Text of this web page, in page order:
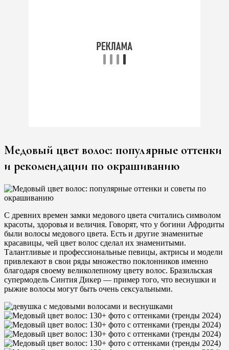
Медовый цвет волос: популярные оттенки
и рекомендации по окрашиванию
С древних времен замки медового цвета считались символом
красоты, здоровья и величия. Говорят, что у богини Афродиты
были волосы медового цвета. Есть и другие знаменитые
красавицы, чей цвет волос сделал их знаменитыми.
Талантливые и профессиональные певицы, актрисы и модели
привлекают в свои ряды множество поклонников именно
благодаря своему великолепному цвету волос. Бразильская
супермодель Синтия Дикер — пример того, что веснушки и
рыжие волосы могут быть очень сексуальными.